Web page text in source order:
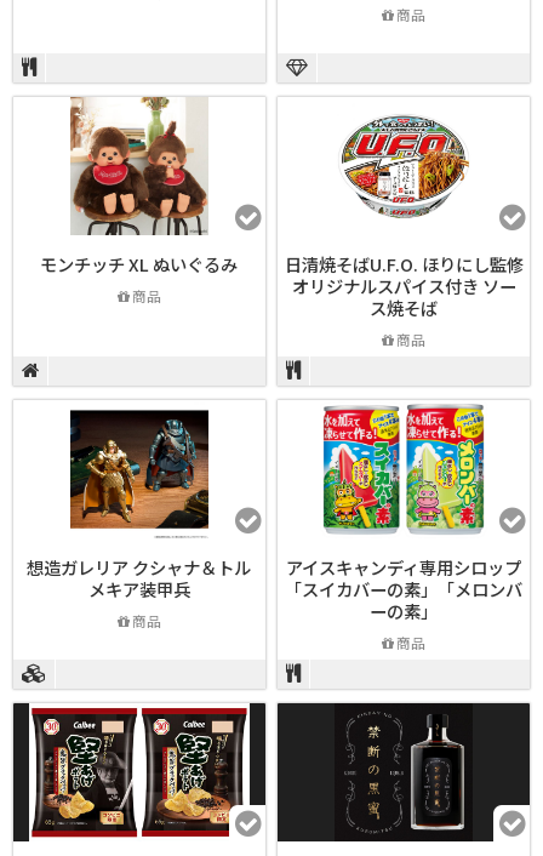
商品
モンチッチ XL ぬいぐるみ
商品
日清焼そばU.F.O. ほりにし監修
オリジナルスパイス付き ソー
ス焼そば
商品
想造ガレリア クシャナ＆トル
メキア装甲兵
商品
アイスキャンディ専用シロップ
「スイカバーの素」「メロンバ
ーの素」
商品